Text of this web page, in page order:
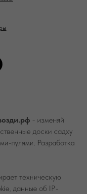
- изменяй
доски садху
пулями. Разработка
техническую
данные об IP-